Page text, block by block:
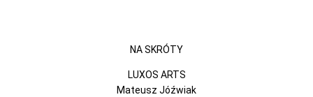
NA SKRÓTY
LUXOS ARTS
Mateusz Jóźwiak